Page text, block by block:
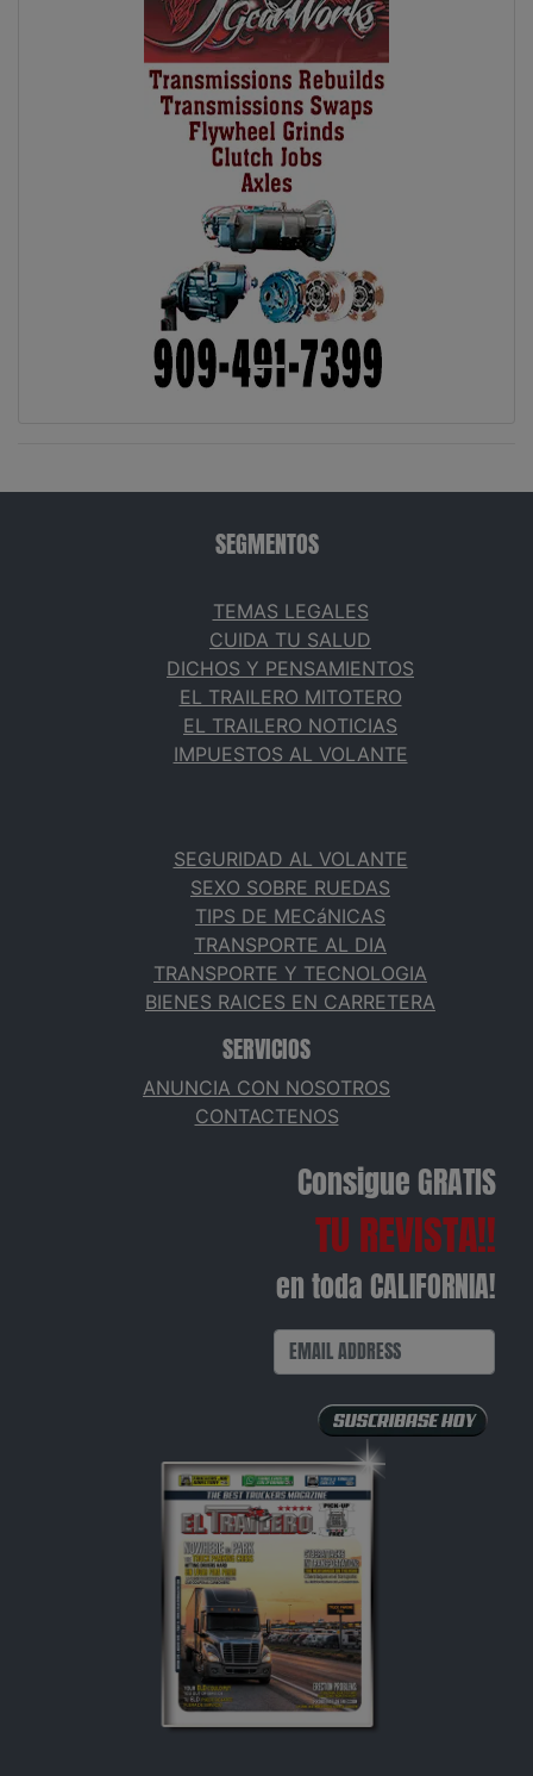
SEGMENTOS
TEMAS LEGALES
CUIDA TU SALUD
DICHOS Y PENSAMIENTOS
EL TRAILERO MITOTERO
EL TRAILERO NOTICIAS
IMPUESTOS AL VOLANTE
SEGURIDAD AL VOLANTE
SEXO SOBRE RUEDAS
TIPS DE MECáNICAS
TRANSPORTE AL DIA
TRANSPORTE Y TECNOLOGIA
BIENES RAICES EN CARRETERA
SERVICIOS
ANUNCIA CON NOSOTROS
CONTACTENOS
Consigue GRATIS
TU REVISTA!!
en toda CALIFORNIA!